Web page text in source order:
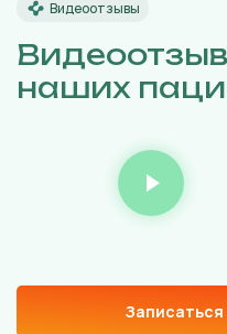
Видеоотзывы
наших